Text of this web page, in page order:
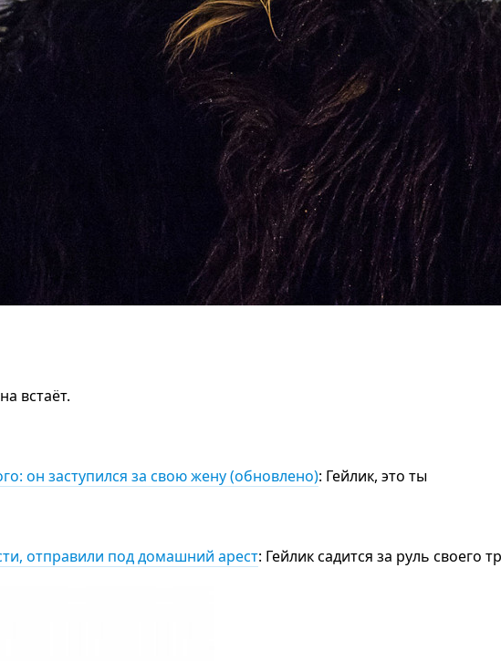
встаёт.
он заступился за свою жену (обновлено): Гейлик, это ты
отправили под домашний арест: Гейлик садится за руль своего